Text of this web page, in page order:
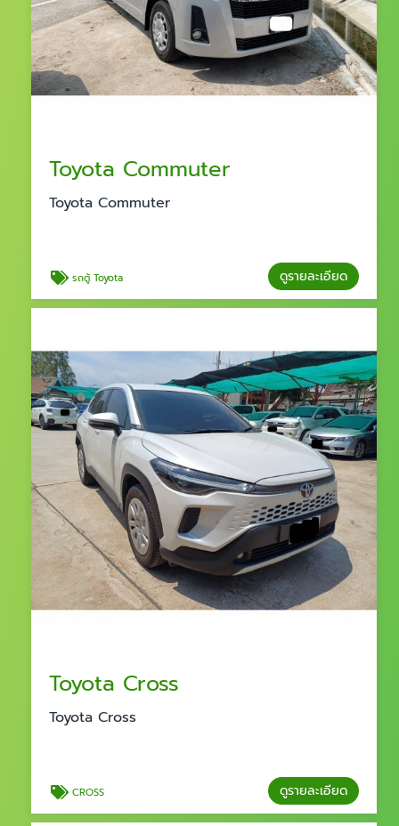
Toyota Commuter
Toyota Commuter
รถตู้ Toyota ดูรายละเอียด
Toyota Cross
Toyota Cross
CROSS ดูรายละเอียด